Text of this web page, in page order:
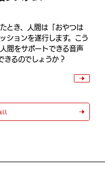
とき、人間は「おやつは
ションを遂行します。こう
間をサポートできる音声
きるのでしょうか？